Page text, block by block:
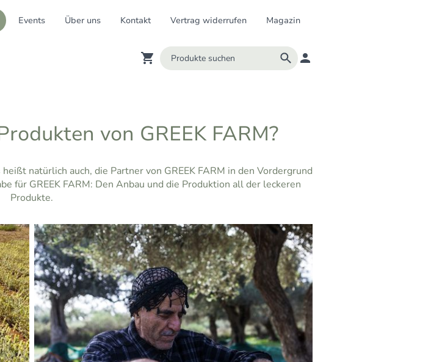
Events Über uns Kontakt Vertrag widerrufen Magazin
von GREEK FARM?
natürlich auch, die Partner von GREEK FARM in den Vordergrund
für GREEK FARM: Den Anbau und die Produktion all der leckeren
Produkte.